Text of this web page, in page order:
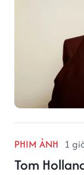
PHIM ẢNH 1
Tom